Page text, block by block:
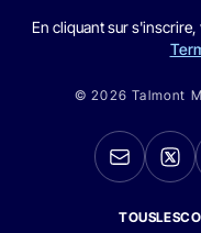
En cliquant sur
© 2026 Talmont